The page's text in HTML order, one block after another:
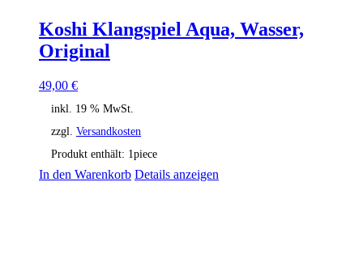
Koshi Klangspiel Aqua, Wasser,
Original
49,00 €
inkl. 19 % MwSt.
zzgl. Versandkosten
Produkt enthält: 1piece
In den Warenkorb Details anzeigen